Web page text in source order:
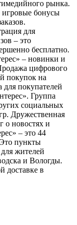
рынка.
бонусы
для
– это
бесплатно.
– новинки и
цифрового
покупок на
покупателей
Группа
социальных
Дружественная
о новостях и
– это 44
пункты
жителей
и Вологды.
доставке в